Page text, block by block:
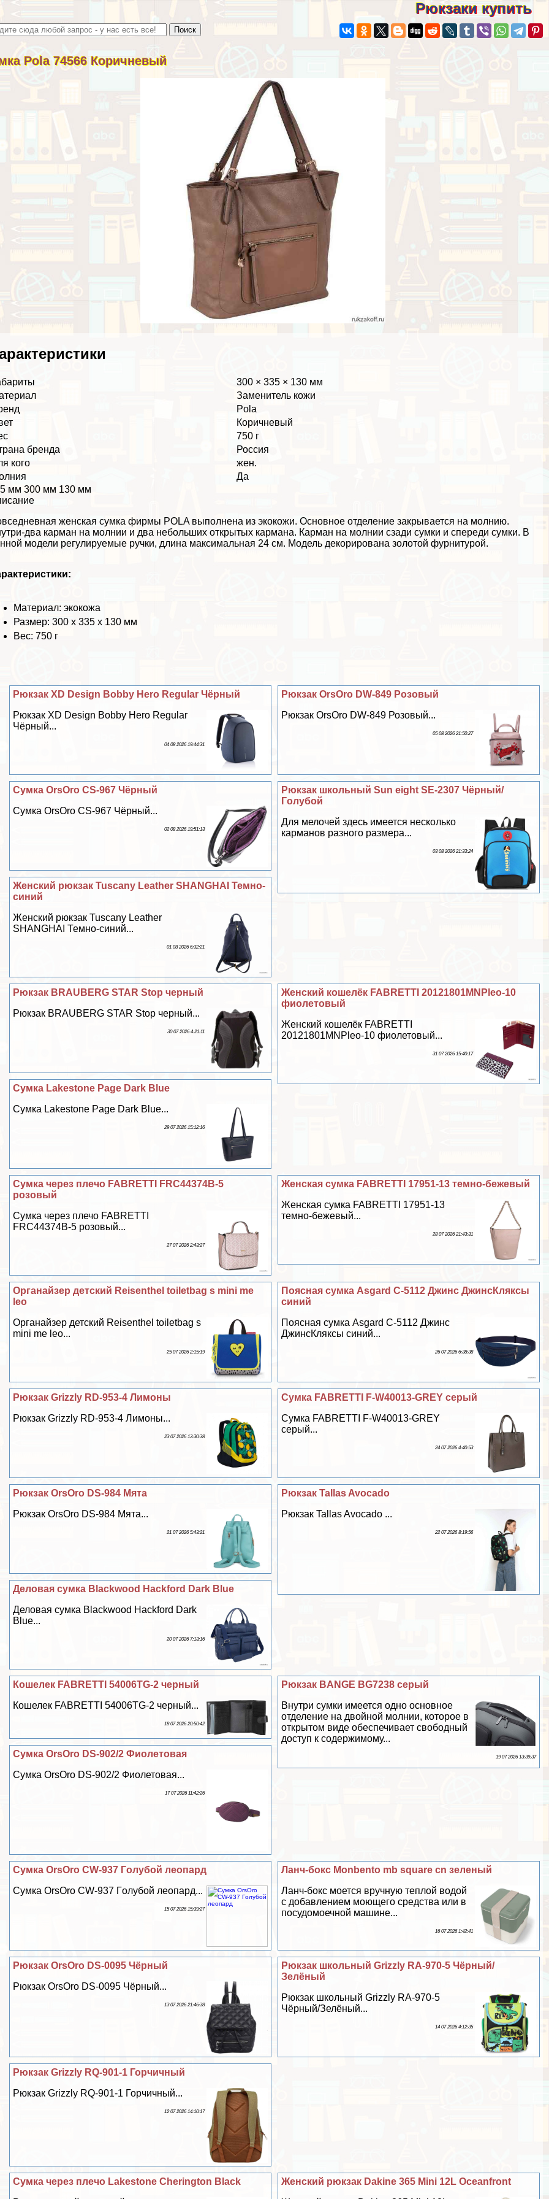
Рюкзаки купить
Pola 74566 Коричневый
300 × 335 × 130 мм
Заменитель кожи
Pola
Коричневый
750 г
бренда
Россия
кого
жен.
Да
мм 300 мм 130 мм
женская сумка фирмы POLA выполнена из экокожи. Основное отделение закрывается на молнию.
два карман на молнии и два небольших открытых кармана. Карман на молнии сзади сумки и спереди сумки. В
модели регулируемые ручки, длина максимальная 24 см. Модель декорирована золотой фурнитурой.
Материал: экокожа
Размер: 300 х 335 х 130 мм
Вес: 750 г
Рюкзак OrsOro DW-849 Розовый
Рюкзак OrsOro DW-849 Розовый...
05 08 2026 21:50:27
Рюкзак XD Design Bobby Hero Regular Чёрный
Рюкзак XD Design Bobby Hero Regular
Чёрный...
04 08 2026 19:44:31
Рюкзак школьный Sun eight SE-2307 Чёрный/
Гoлyбой
Для мелочей здесь имеется несколько
карманов разного размера...
03 08 2026 21:33:24
Сумка OrsOro CS-967 Чёрный
Сумка OrsOro CS-967 Чёрный...
02 08 2026 19:51:13
Женский рюкзак Tuscany Leather SHANGHAI Темно-
синий
Женский рюкзак Tuscany Leather
SHANGHAI Темно-синий...
01 08 2026 6:32:21
Женский кошелёк FABRETTI 20121801MNPleo-10
фиолетовый
Женский кошелёк FABRETTI
20121801MNPleo-10 фиолетовый...
31 07 2026 15:40:17
Рюкзак BRAUBERG STAR Stop черный
Рюкзак BRAUBERG STAR Stop черный...
30 07 2026 4:21:11
Сумка Lakestone Page Dark Blue
Сумка Lakestone Page Dark Blue...
29 07 2026 15:12:16
Женская сумка FABRETTI 17951-13 темно-бежевый
Женская сумка FABRETTI 17951-13
темно-бежевый...
28 07 2026 21:43:31
Сумка через плечо FABRETTI FRC44374B-5
розовый
Сумка через плечо FABRETTI
FRC44374B-5 розовый...
27 07 2026 2:43:27
Поясная сумка Asgard С-5112 Джинс ДжинсКляксы
синий
Поясная сумка Asgard С-5112 Джинс
ДжинсКляксы синий...
26 07 2026 6:38:38
Органайзер детский Reisenthel toiletbag s mini me
leo
Органайзер детский Reisenthel toiletbag s
mini me leo...
25 07 2026 2:15:19
Сумка FABRETTI F-W40013-GREY серый
Сумка FABRETTI F-W40013-GREY
серый...
24 07 2026 4:40:53
Рюкзак Grizzly RD-953-4 Лимоны
Рюкзак Grizzly RD-953-4 Лимоны...
23 07 2026 13:30:38
Рюкзак Tallas Avocado
Рюкзак Tallas Avocado ...
22 07 2026 8:19:56
Рюкзак OrsOro DS-984 Мята
Рюкзак OrsOro DS-984 Мята...
21 07 2026 5:43:21
Деловая сумка Blackwood Hackford Dark Blue
Деловая сумка Blackwood Hackford Dark
Blue...
20 07 2026 7:13:16
Рюкзак BANGE BG7238 серый
Внутри сумки имеется одно основное
отделение на двойной молнии, которое в
открытом виде обеспечивает свободный
доступ к содержимому...
19 07 2026 13:39:37
Кошелек FABRETTI 54006TG-2 черный
Кошелек FABRETTI 54006TG-2 черный...
18 07 2026 20:50:42
Сумка OrsOro DS-902/2 Фиолетовая
Сумка OrsOro DS-902/2 Фиолетовая...
17 07 2026 11:42:26
Ланч-бокс Monbento mb square cn зеленый
Ланч-бокс моется вручную теплой водой
с добавлением моющего средства или в
посудомоечной машине...
16 07 2026 1:42:41
Сумка OrsOro CW-937 Гoлyбой леопард
Сумка OrsOro CW-937 Гoлyбой леопард...
15 07 2026 15:39:27
Рюкзак школьный Grizzly RA-970-5 Чёрный/
Зелёный
Рюкзак школьный Grizzly RA-970-5
Чёрный/Зелёный...
14 07 2026 4:12:35
Рюкзак OrsOro DS-0095 Чёрный
Рюкзак OrsOro DS-0095 Чёрный...
13 07 2026 21:46:38
Рюкзак Grizzly RQ-901-1 Горчичный
Рюкзак Grizzly RQ-901-1 Горчичный...
12 07 2026 14:10:17
Женский рюкзак Dakine 365 Mini 12L Oceanfront
Сумка через плечо Lakestone Cherington Black